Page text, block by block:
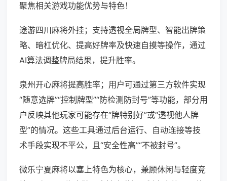
聚焦相关游戏功能优势与特色！
途游四川麻将外挂；支持透视全局牌型、智能出牌策
略、暗杠优化、提高好牌率及快速自摸等操作，通过
AI算法调整牌局结果，提升胜率。
泉州开心麻将提高胜率；用户可通过第三方软件实现
“随意选牌”“控制牌型”“防检测防封号”等功能，部分用
户反映其他玩家可能存在“牌特别好”或“透视他人牌
型”的情况。这些工具通过后台运行、自动连接等技
术手段实现不平公，且“安全性高”“不被封号”。
微乐宁夏麻将以塞上特色为核心，兼顾休闲与轻度竞